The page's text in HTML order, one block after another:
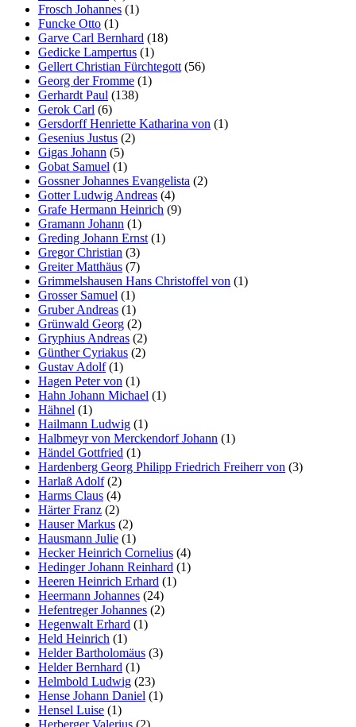
Frosch Johannes (1)
Funcke Otto (1)
Garve Carl Bernhard (18)
Gedicke Lampertus (1)
Gellert Christian Fürchtegott (56)
Georg der Fromme (1)
Gerhardt Paul (138)
Gerok Carl (6)
Gersdorff Henriette Katharina von (1)
Gesenius Justus (2)
Gigas Johann (5)
Gobat Samuel (1)
Gossner Johannes Evangelista (2)
Gotter Ludwig Andreas (4)
Grafe Hermann Heinrich (9)
Gramann Johann (1)
Greding Johann Ernst (1)
Gregor Christian (3)
Greiter Matthäus (7)
Grimmelshausen Hans Christoffel von (1)
Grosser Samuel (1)
Gruber Andreas (1)
Grünwald Georg (2)
Gryphius Andreas (2)
Günther Cyriakus (2)
Gustav Adolf(1)
Hagen Peter von (1)
Hahn Johann Michael (1)
Hähnel (1)
Hailmann Ludwig (1)
Halbmeyr von Merckendorf Johann (1)
Händel Gottfried (1)
Hardenberg Georg Philipp Friedrich Freiherr von (3)
Harlaß Adolf(2)
Harms Claus (4)
Härter Franz (2)
Hauser Markus (2)
Hausmann Julie (1)
Hecker Heinrich Cornelius (4)
Hedinger Johann Reinhard (1)
Heeren Heinrich Erhard (1)
Heermann Johannes (24)
Hefentreger Johannes (2)
Hegenwalt Erhard (1)
Held Heinrich (1)
Helder Bartholomäus (3)
Helder Bernhard (1)
Helmbold Ludwig (23)
Hense Johann Daniel (1)
Hensel Luise (1)
Herberger Valerius (2)